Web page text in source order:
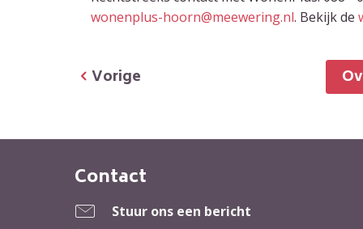
wonenplus-hoorn@meewering.nl. Bekijk de
Vorige
Contactinformatie
Contact
Stuur ons een bericht